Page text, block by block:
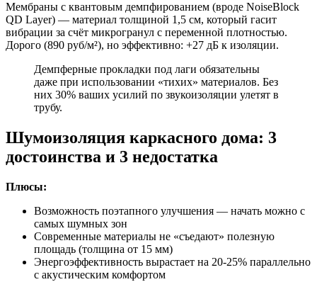
Мембраны с квантовым демпфированием (вроде NoiseBlock
QD Layer) — материал толщиной 1,5 см, который гасит
вибрации за счёт микрогранул с переменной плотностью.
Дорого (890 руб/м²), но эффективно: +27 дБ к изоляции.
Демпферные прокладки под лаги обязательны
даже при использовании «тихих» материалов. Без
них 30% ваших усилий по звукоизоляции улетят в
трубу.
Шумоизоляция каркасного дома: 3
достоинства и 3 недостатка
Плюсы:
Возможность поэтапного улучшения — начать можно с
самых шумных зон
Современные материалы не «съедают» полезную
площадь (толщина от 15 мм)
Энергоэффективность вырастает на 20-25% параллельно
с акустическим комфортом